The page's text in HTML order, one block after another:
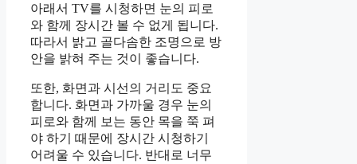
아래서 TV를 시청하면 눈의 피로
와 함께 장시간 볼 수 없게 됩니다.
따라서 밝고 골다솜한 조명으로 방
안을 밝혀 주는 것이 좋습니다.
또한, 화면과 시선의 거리도 중요
합니다. 화면과 가까울 경우 눈의
피로와 함께 보는 동안 목을 쭉 펴
야 하기 때문에 장시간 시청하기
어려울 수 있습니다. 반대로 너무